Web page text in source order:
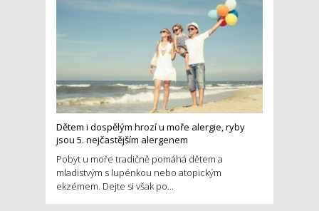
Dětem i dospělým hrozí u moře alergie, ryby
jsou 5. nejčastějším alergenem
Pobyt u moře tradičně pomáhá dětem a
mladistvým s lupénkou nebo atopickým
ekzémem. Dejte si však po...